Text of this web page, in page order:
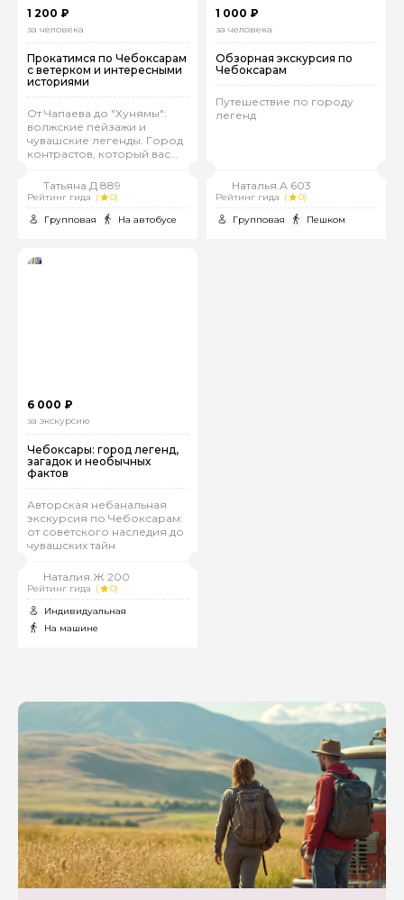
1 200 ₽
за человека
Прокатимся по Чебоксарам
с ветерком и интересными
историями
От Чапаева до "Хунямы":
волжские пейзажи и
чувашские легенды. Город
контрастов, который вас
Татьяна.Д 889
Рейтинг гида (
0)
Групповая
На автобусе
1 000 ₽
за человека
Обзорная экскурсия по
Чебоксарам
Путешествие по городу
легенд
Наталья.А 603
Рейтинг гида (
0)
Групповая
Пешком
6 000 ₽
за экскурсию
Чебоксары: город легенд,
загадок и необычных
фактов
Авторская небанальная
экскурсия по Чебоксарам:
от советского наследия до
чувашских тайн
Наталия.Ж 200
Рейтинг гида (
0)
Индивидуальная
На машине